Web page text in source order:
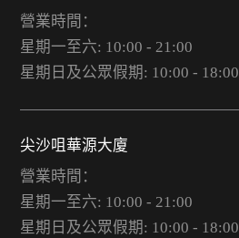
營業時間：
星期一至六: 10:00 - 21:00
星期日及公眾假期: 10:00 - 18:00
尖沙咀華源大廈
營業時間：
星期一至六: 10:00 - 21:00
星期日及公眾假期: 10:00 - 18:00